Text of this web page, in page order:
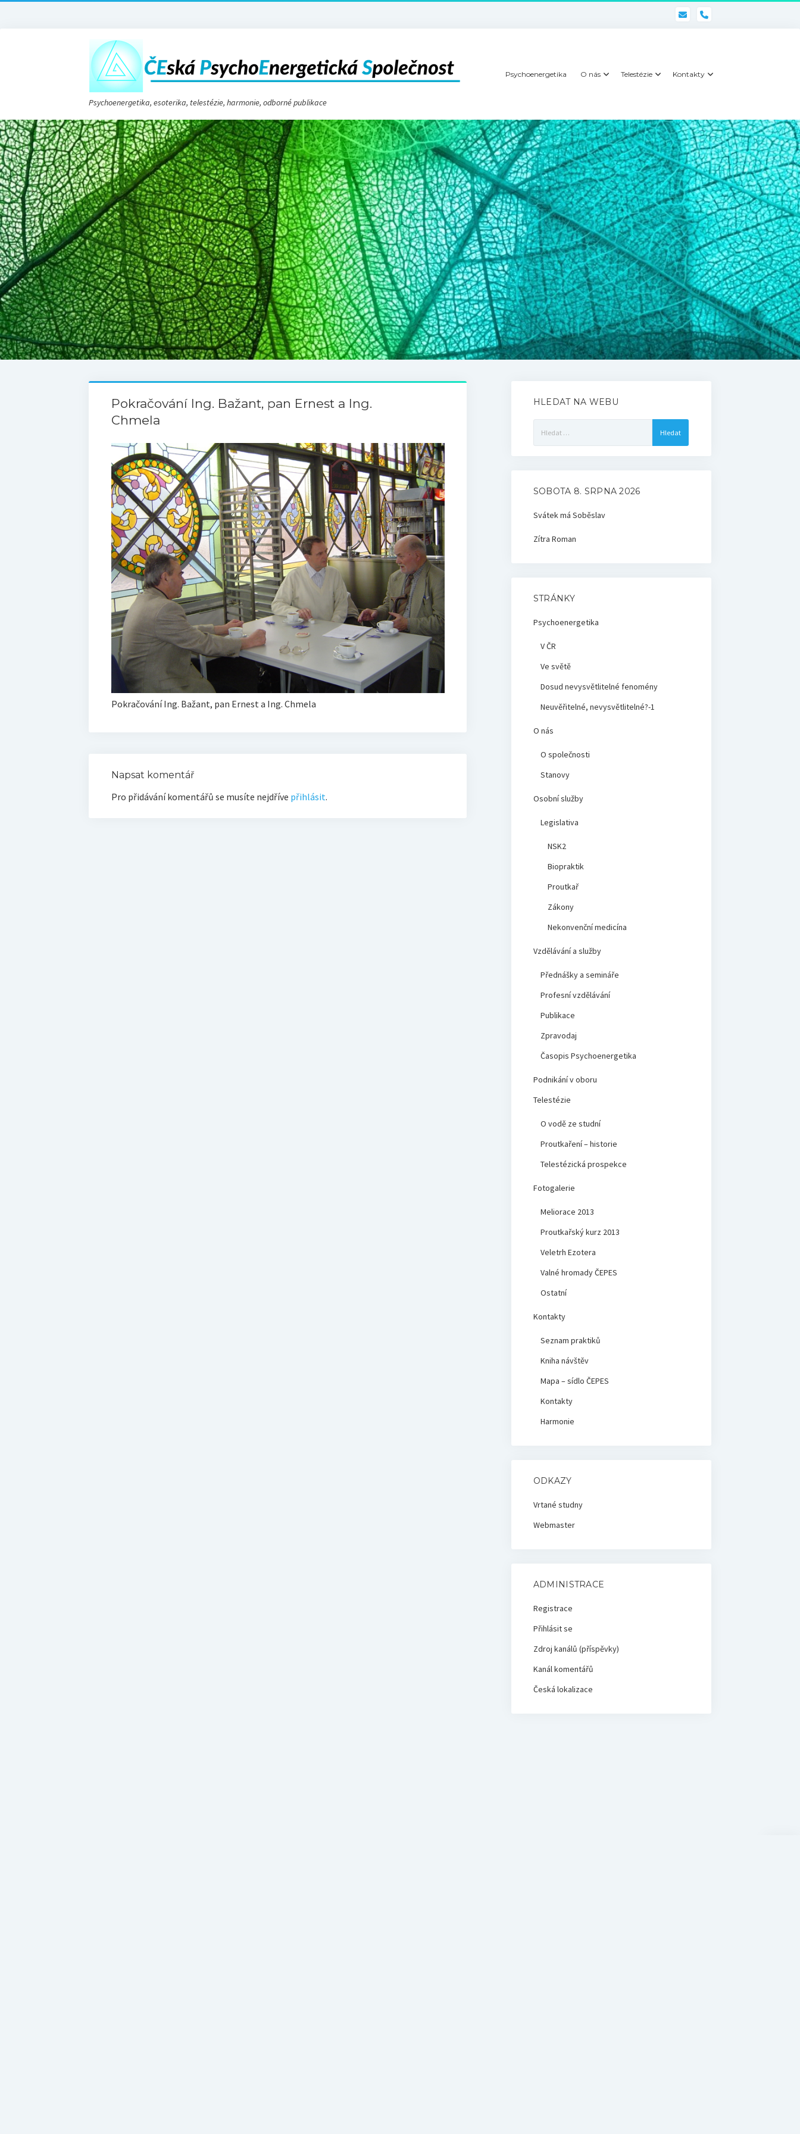
phone
Psychoenergetika, esoterika, telestézie, harmonie, odborné publikace
Psychoenergetika O nás Telestézie Kontakty
Pokračování Ing. Bažant, pan Ernest a Ing.
Chmela
Pokračování Ing. Bažant, pan Ernest a Ing. Chmela
Napsat komentář
Pro přidávání komentářů se musíte nejdříve přihlásit.
HLEDAT NA WEBU
SOBOTA 8. SRPNA 2026
Svátek má Soběslav
Zítra Roman
STRÁNKY
Psychoenergetika
V ČR
Ve světě
Dosud nevysvětlitelné fenomény
Neuvěřitelné, nevysvětlitelné?-1
O nás
O společnosti
Stanovy
Osobní služby
Legislativa
NSK2
Biopraktik
Proutkař
Zákony
Nekonvenční medicína
Vzdělávání a služby
Přednášky a semináře
Profesní vzdělávání
Publikace
Zpravodaj
Časopis Psychoenergetika
Podnikání v oboru
Telestézie
O vodě ze studní
Proutkaření – historie
Telestézická prospekce
Fotogalerie
Meliorace 2013
Proutkařský kurz 2013
Veletrh Ezotera
Valné hromady ČEPES
Ostatní
Kontakty
Seznam praktiků
Kniha návštěv
Mapa – sídlo ČEPES
Kontakty
Harmonie
ODKAZY
Vrtané studny
Webmaster
ADMINISTRACE
Registrace
Přihlásit se
Zdroj kanálů (příspěvky)
Kanál komentářů
Česká lokalizace